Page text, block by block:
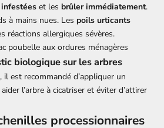
et les brûler immédiatement.
à mains nues. Les poils urticants
réactions allergiques sévères.
poubelle aux ordures ménagères
biologiquesur les arbres
est recommandé d’appliquer un
l’arbre à cicatriser et éviter d’attirer
processionnaires